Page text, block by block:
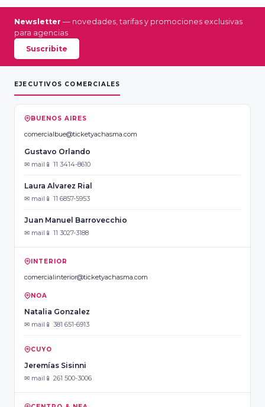
Newsletter — novedades, tarifas y promociones exclusivas
para agencias
Suscribite
EJECUTIVOS COMERCIALES
BUENOS AIRES
comercialbue@ticketyachasma.com
Gustavo Orlando
✉ mail 📱 11 3414-8610
Laura Alvarez Rial
✉ mail 📱 11 6857-5953
Juan Manuel Barrovecchio
✉ mail 📱 11 3027-3188
INTERIOR
comercialinterior@ticketyachasma.com
NOA
Natalia Gonzalez
✉ mail 📱 381 651-6913
CUYO
Jeremías Sisinni
✉ mail 📱 261 500-3006